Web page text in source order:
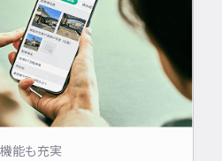
能も充実